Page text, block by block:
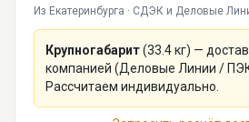
Из Екатеринбурга · СДЭК и Деловые
Крупногабарит(33.4кг) —
компанией (Деловые Линии /
Рассчитаем индивидуально.